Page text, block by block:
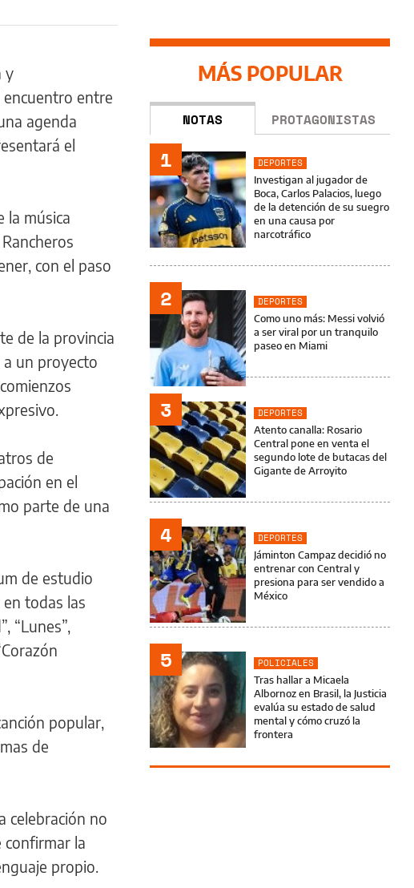
y
entre
agenda
el
la música
con el paso
de la provincia
un proyecto
de
en el
parte de una
de estudio
todas las
“Lunes”,
popular,
de
celebración no
confirmar la
propio.
MÁS POPULAR
NOTAS PROTAGONISTAS
1
DEPORTES
Investigan al jugador de
Boca, Carlos Palacios, luego
de la detención de su suegro
en una causa por
narcotráfico
2
DEPORTES
Como uno más: Messi volvió
a ser viral por un tranquilo
paseo en Miami
3
DEPORTES
Atento canalla: Rosario
Central pone en venta el
segundo lote de butacas del
Gigante de Arroyito
4
DEPORTES
Jáminton Campaz decidió no
entrenar con Central y
presiona para ser vendido a
México
5
POLICIALES
Tras hallar a Micaela
Albornoz en Brasil, la Justicia
evalúa su estado de salud
mental y cómo cruzó la
frontera